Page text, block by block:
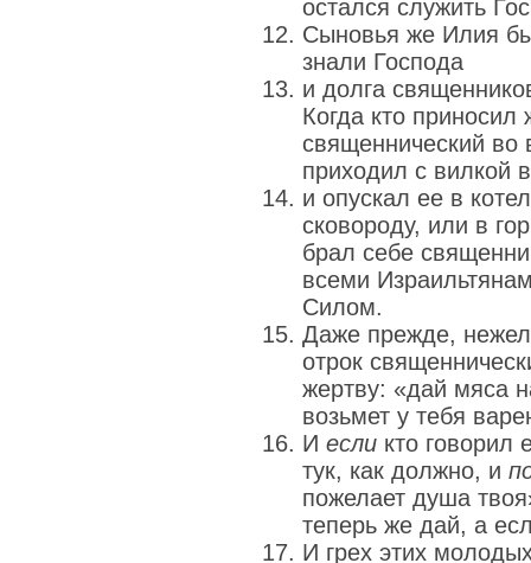
остался служить
Сыновья же Илия
знали Господа
и долга
Когда кто приносил
священнический во
приходил с вилкой
и опускал ее в
сковороду, или в
брал себе
всеми
Силом.
Даже прежде,
отрок
жертву: «дай мяса
возьмет у тебя
И если кто говорил
тук, как должно, и
пожелает душа
теперь же дай, а
И грех этих